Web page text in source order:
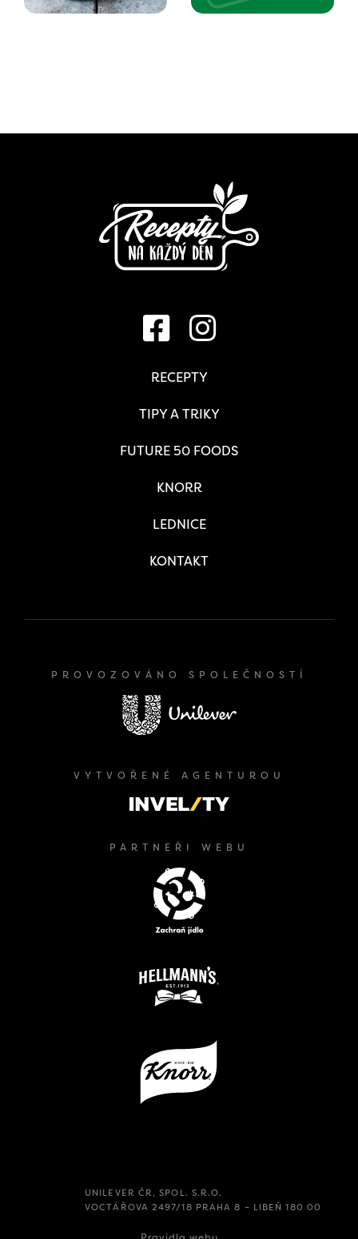
RECEPTY
TIPY A TRIKY
FUTURE 50 FOODS
KNORR
LEDNICE
KONTAKT
PROVOZOVÁNO SPOLEČNOSTÍ
VYTVOŘENÉ AGENTUROU
PARTNEŘI WEBU
UNILEVER ČR, SPOL. S.R.O.
VOCTÁŘOVA 2497/18 PRAHA 8 – LIBEŇ 180 00